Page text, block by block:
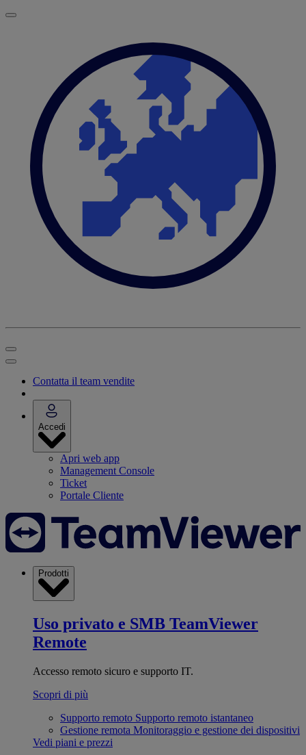
Contatta il team vendite
Accedi
Apri web app
Management Console
Ticket
Portale Cliente
Prodotti
Uso privato e SMB TeamViewer
Remote
Accesso remoto sicuro e supporto IT.
Scopri di più
Supporto remoto Supporto remoto istantaneo
Gestione remota Monitoraggio e gestione dei dispositivi
Vedi piani e prezzi